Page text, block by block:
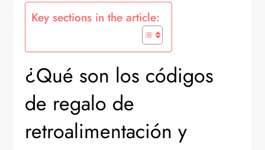
Key sections in the article:
¿Qué son los códigos
de regalo de
retroalimentación y